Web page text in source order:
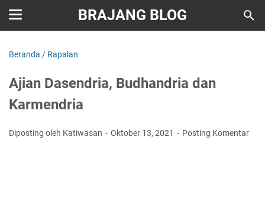
BRAJANG BLOG
Beranda / Rapalan
Ajian Dasendria, Budhandria dan
Karmendria
Diposting oleh Katiwasan Oktober 13, 2021 Posting Komentar